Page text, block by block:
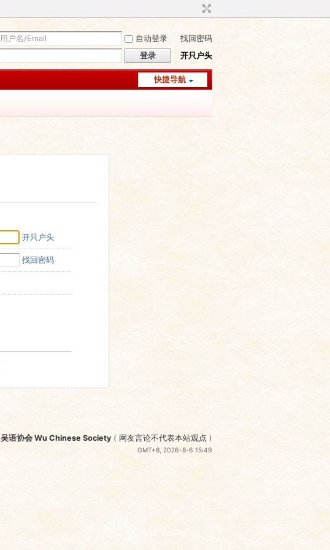
自动登录
找回密码
登录 开只户头
快捷导航
开只户头
找回密码
吴语协会 Wu Chinese Society ( 网友言论不代表本站观点 )
GMT+8, 2026-8-6 15:49